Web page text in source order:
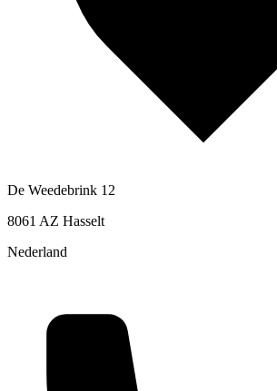
De Weedebrink 12
8061 AZ Hasselt
Nederland